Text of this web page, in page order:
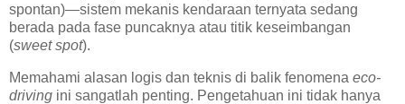
spontan)—sistem mekanis kendaraan ternyata sedang
berada pada fase puncaknya atau titik keseimbangan
(sweet spot).
Memahami alasan logis dan teknis di balik fenomena eco-
driving ini sangatlah penting. Pengetahuan ini tidak hanya